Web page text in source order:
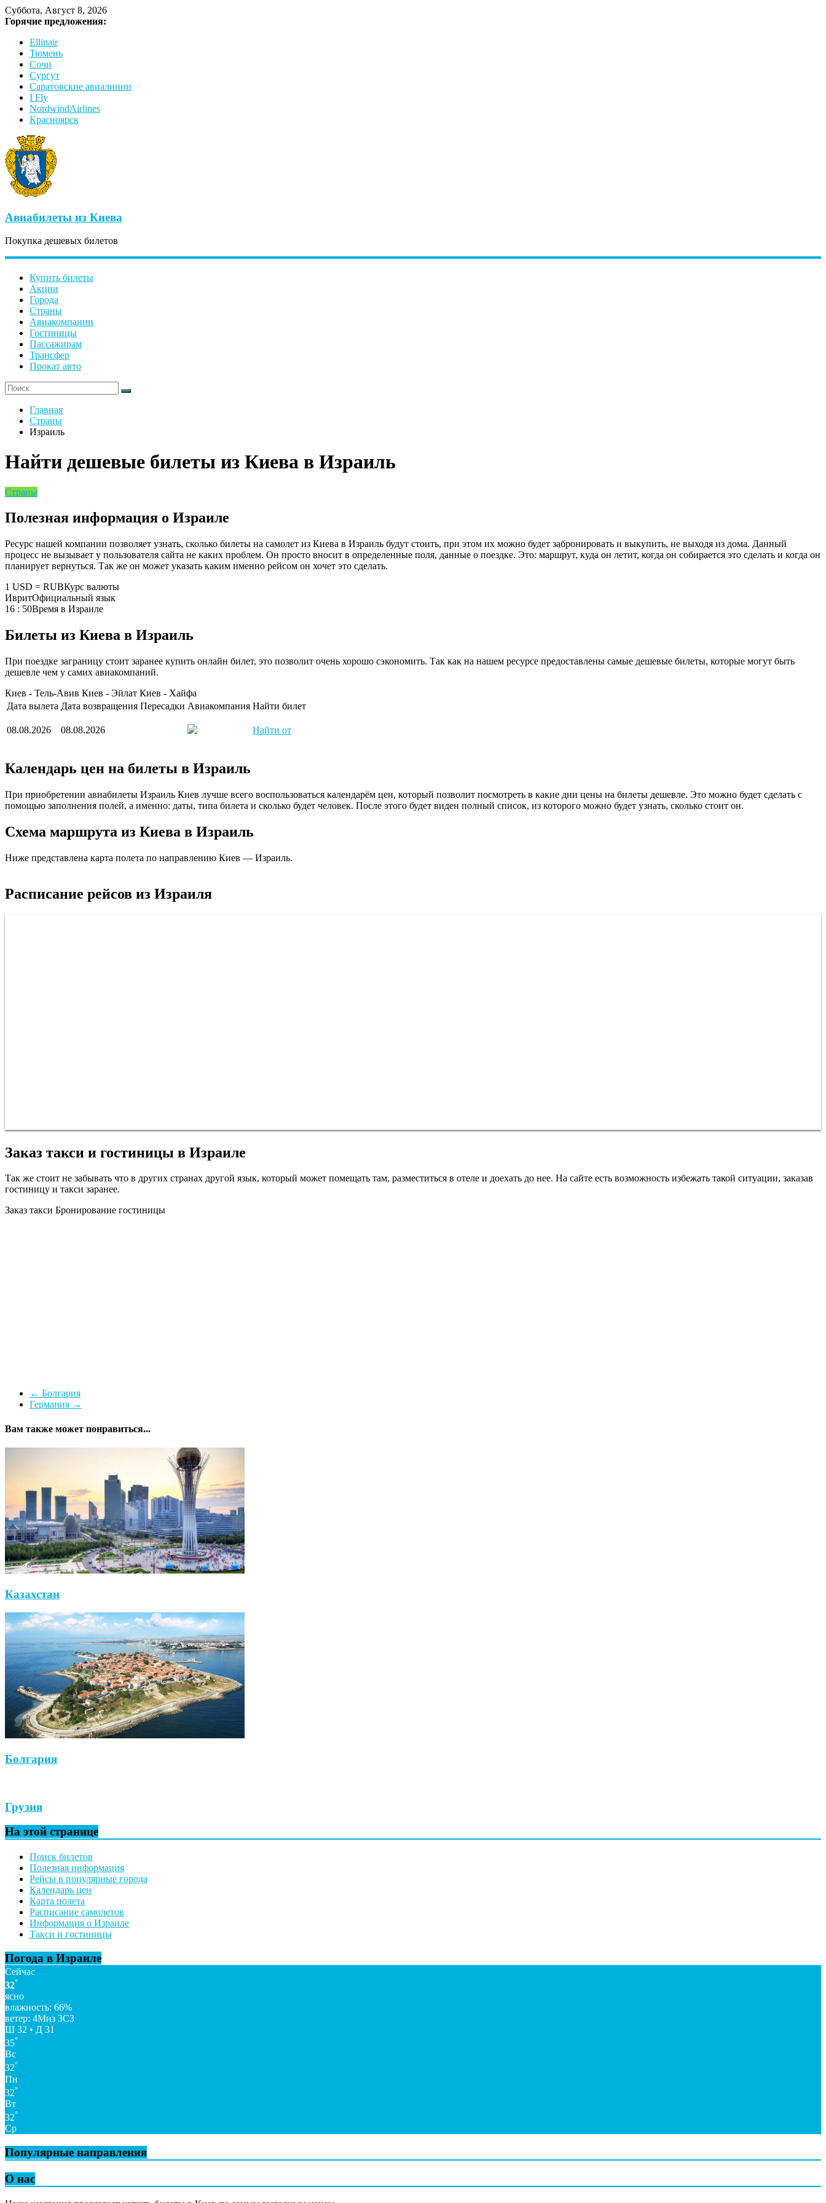
Суббота, Август 8, 2026
Горячие предложения:
Ellinair
Тюмень
Сочи
Сургут
Саратовские авиалинии
I Fly
NordwindAirlines
Красноярск
Авиабилеты из Киева
Покупка дешевых билетов
Купить билеты
Акции
Города
Страны
Авиакомпании
Гостиницы
Пассажирам
Трансфер
Прокат авто
Главная
Страны
Израиль
Найти дешевые билеты из Киева в Израиль
Страны
Полезная информация о Израиле
Ресурс нашей компании позволяет узнать, сколько билеты на самолет из Киева в Израиль будут стоить, при этом их можно будет забронировать и выкупить, не выходя из дома. Данный
процесс не вызывает у пользователя сайта не каких проблем. Он просто вносит в определенные поля, данные о поездке. Это: маршрут, куда он летит, когда он собирается это сделать и когда он
планирует вернуться. Так же он может указать каким именно рейсом он хочет это сделать.
1 USD = RUBКурс валюты
ИвритОфициальный язык
16 : 50Время в Израиле
Билеты из Киева в Израиль
При поездке заграницу стоит заранее купить онлайн билет, это позволит очень хорошо сэкономить. Так как на нашем ресурсе предоставлены самые дешевые билеты, которые могут быть
дешевле чем у самих авиакомпаний.
Киев - Тель-Авив Киев - Эйлат Киев - Хайфа
Дата вылета Дата возвращения Пересадки Авиакомпания Найти билет
08.08.2026 08.08.2026 Найти от
Календарь цен на билеты в Израиль
При приобретении авиабилеты Израиль Киев лучше всего воспользоваться календарём цен, который позволит посмотреть в какие дни цены на билеты дешевле. Это можно будет сделать с
помощью заполнения полей, а именно: даты, типа билета и сколько будет человек. После этого будет виден полный список, из которого можно будет узнать, сколько стоит он.
Схема маршрута из Киева в Израиль
Ниже представлена карта полета по направлению Киев — Израиль.
Расписание рейсов из Израиля
Заказ такси и гостиницы в Израиле
Так же стоит не забывать что в других странах другой язык, который может помещать там, разместиться в отеле и доехать до нее. На сайте есть возможность избежать такой ситуации, заказав
гостиницу и такси заранее.
Заказ такси Бронирование гостиницы
← Болгария
Германия →
Вам также может понравиться...
Казахстан
Болгария
Грузия
На этой странице
Поиск билетов
Полезная информация
Рейсы в популярные города
Календарь цен
Карта полета
Расписание самолетов
Информация о Израиле
Такси и гостиницы
Погода в Израиле
Сейчас
32°
ясно
влажность: 66%
ветер: 4Миз ЗСЗ
Ш 32 • Д 31
35°
Вс
32°
Пн
32°
Вт
32°
Ср
Популярные направления
О нас